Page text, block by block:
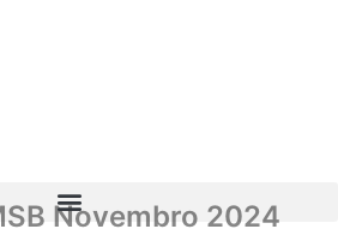
Novembro 2024